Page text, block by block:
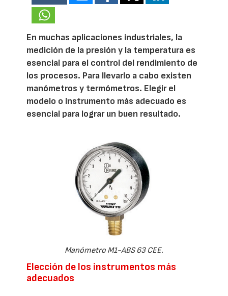
En muchas aplicaciones industriales, la
medición de la presión y la temperatura es
esencial para el control del rendimiento de
los procesos. Para llevarlo a cabo existen
manómetros y termómetros. Elegir el
modelo o instrumento más adecuado es
esencial para lograr un buen resultado.
Manómetro M1-ABS 63 CEE.
Elección de los instrumentos más
adecuados